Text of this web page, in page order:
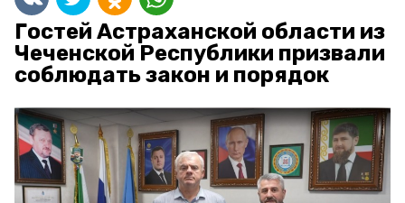
Гостей Астраханской области из
Чеченской Республики призвали
соблюдать закон и порядок